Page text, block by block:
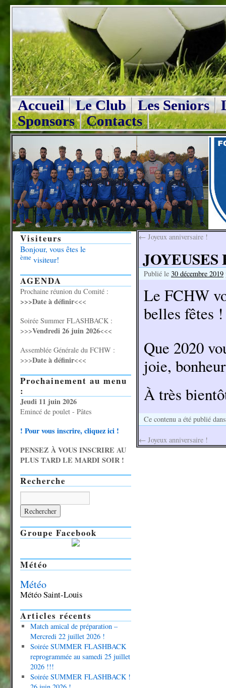
Accueil Le Club Les Seniors
Sponsors
Contacts
← Joyeux anniversaire !
Publié le 30 décembre 2019
Le FCHW
belles fêtes !
Que 2020
joie,
À très
Ce contenu a été publié
← Joyeux anniversaire !
Visiteurs
Bonjour, vous êtes le
ème visiteur!
AGENDA
Prochaine réunion du Comité :
>>>Date à définir<<<
Soirée Summer FLASHBACK :
>>>Vendredi 26 juin 2026<<<
Assemblée Générale du FCHW :
>>>Date à définir<<<
Prochainement au menu
:
Jeudi 11 juin 2026
Emincé de poulet - Pâtes
! Pour vous inscrire, cliquez ici !
PENSEZ À VOUS INSCRIRE AU
PLUS TARD LE MARDI SOIR !
Recherche
Groupe Facebook
Météo
Météo
Météo Saint-Louis
Articles récents
Match amical de préparation –
Mercredi 22 juillet 2026 !
Soirée SUMMER FLASHBACK
reprogrammée au samedi 25 juillet
2026 !!!
Soirée SUMMER FLASHBACK !